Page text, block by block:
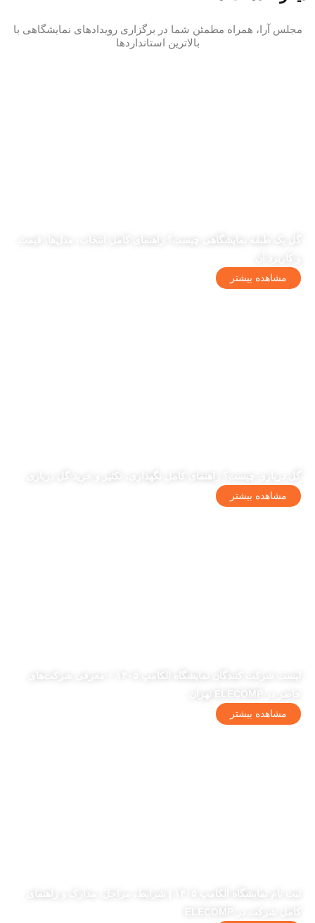
مجلس آرا، همراه مطمئن شما در برگزاری رویدادهای نمایشگاهی با
بالاترین استانداردها
گل یک طبقه نمایشگاهی چیست؟ راهنمای کامل انتخاب، مدل‌ها، قیمت
مشاهده بیشتر
گل درباری چیست؟ راهنمای کامل نگهداری، تکثیر و خرید گل درباری
مشاهده بیشتر
لیست شرکت کنندگان نمایشگاه الکامپ ۱۴۰۵ + معرفی شرکت‌های
مشاهده بیشتر
ثبت نام نمایشگاه الکامپ ۱۴۰۵ | شرایط، مراحل، مدارک و راهنمای